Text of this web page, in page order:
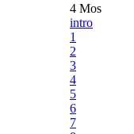
4 Mos
intro
1
2
3
4
5
6
7